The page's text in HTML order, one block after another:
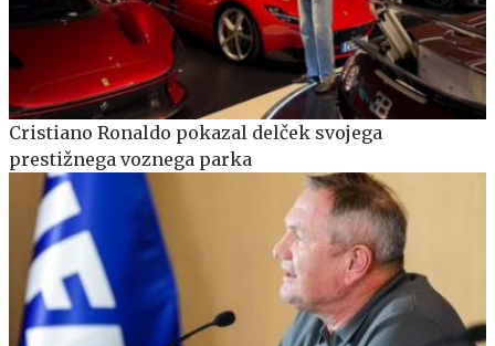
Cristiano Ronaldo pokazal delček svojega
prestižnega voznega parka